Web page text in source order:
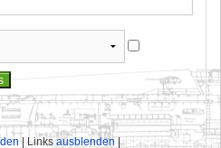
| Linksausblenden|